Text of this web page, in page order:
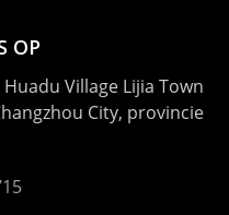
OP
Village Lijia Town
City, provincie